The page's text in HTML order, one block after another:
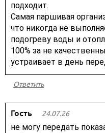
подходит.
Самая паршивая
что никогда не
подогреву воды и
100% за не
устраивает в день
Ответить
Гость 24.07.26
не могу передать